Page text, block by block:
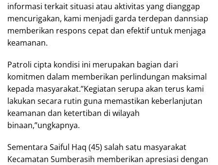
informasi terkait situasi atau aktivitas yang dianggap
mencurigakan, kami menjadi garda terdepan dannsiap
memberikan respons cepat dan efektif untuk menjaga
keamanan.
Patroli cipta kondisi ini merupakan bagian dari
komitmen dalam memberikan perlindungan maksimal
kepada masyarakat.”Kegiatan serupa akan terus kami
lakukan secara rutin guna memastikan keberlanjutan
keamanan dan ketertiban di wilayah
binaan,”ungkapnya.
Sementara Saiful Haq (45) salah satu masyarakat
Kecamatan Sumberasih memberikan apresiasi dengan